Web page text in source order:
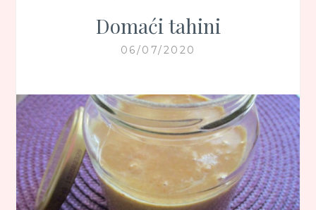
Domaći tahini
06/07/2020